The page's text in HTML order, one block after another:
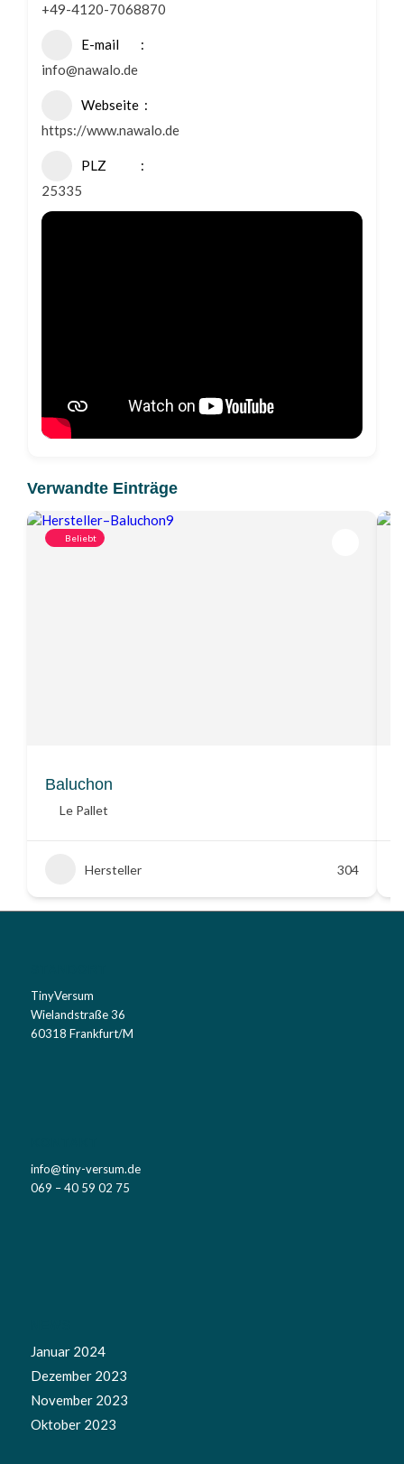
+49-4120-7068870
E-mail
info@nawalo.de
Webseite
https://www.nawalo.de
PLZ
25335
Verwandte Einträge
Beliebt
Baluchon
Le Pallet
Hersteller 304
TinyVersum
Wielandstraße 36
60318 Frankfurt/M
info@tiny-versum.de
069 – 40 59 02 75
Januar 2024
Dezember 2023
November 2023
Oktober 2023